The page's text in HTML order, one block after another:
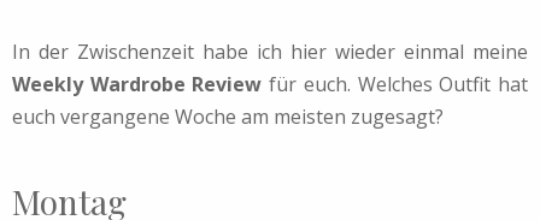
In der Zwischenzeit habe ich hier wieder einmal meine
Weekly Wardrobe Review für euch. Welches Outfit hat
euch vergangene Woche am meisten zugesagt?
Montag